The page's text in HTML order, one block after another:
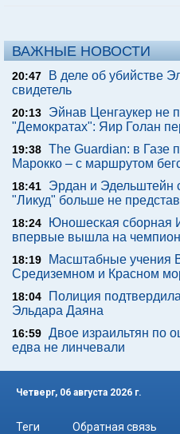
ВАЖНЫЕ НОВОСТИ
20:47
В деле об убийстве
свидетель
20:13
Эйнав Ценгаукер не
"Демократах": Яир Голан
19:38 The Guardian: в Газе
Марокко – с маршрутом
18:41
Эрдан и Эдельштейн
"Ликуд" больше не
18:24
Юношеская сборная
впервые вышла на
18:19
Масштабные учения
Средиземном и Красном
18:04
Полиция
Эльдара Даяна
16:59 Двое израильтян по
едва не линчевали
Четверг, 06 августа 2026 г.
Теги Обратная связь